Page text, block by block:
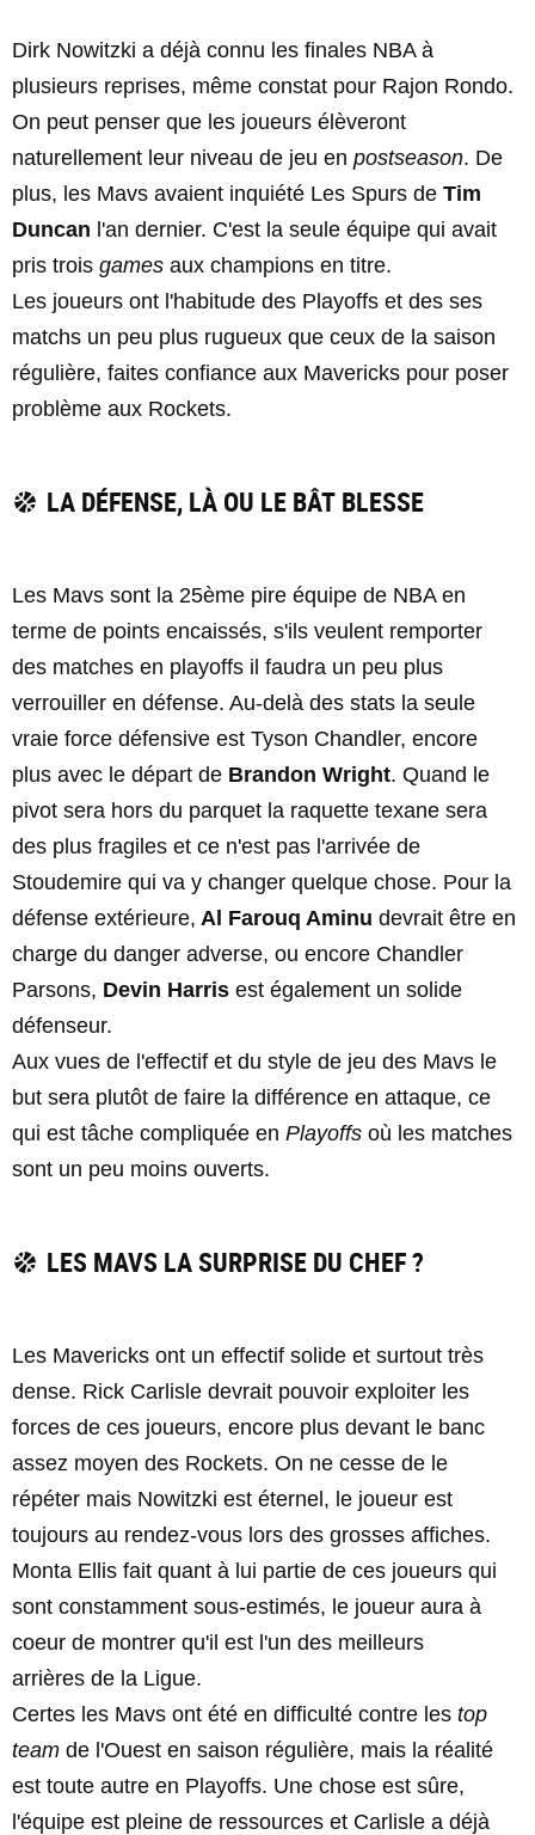
Dirk Nowitzki a déjà connu les finales NBA à
plusieurs reprises, même constat pour Rajon Rondo.
On peut penser que les joueurs élèveront
naturellement leur niveau de jeu en postseason. De
plus, les Mavs avaient inquiété Les Spurs de Tim
Duncan l'an dernier. C'est la seule équipe qui avait
pris trois games aux champions en titre.
Les joueurs ont l'habitude des Playoffs et des ses
matchs un peu plus rugueux que ceux de la saison
régulière, faites confiance aux Mavericks pour poser
problème aux Rockets.
LA DÉFENSE, LÀ OU LE BÂT BLESSE
Les Mavs sont la 25ème pire équipe de NBA en
terme de points encaissés, s'ils veulent remporter
des matches en playoffs il faudra un peu plus
verrouiller en défense. Au-delà des stats la seule
vraie force défensive est Tyson Chandler, encore
plus avec le départ de Brandon Wright. Quand le
pivot sera hors du parquet la raquette texane sera
des plus fragiles et ce n'est pas l'arrivée de
Stoudemire qui va y changer quelque chose. Pour la
défense extérieure, Al Farouq Aminu devrait être en
charge du danger adverse, ou encore Chandler
Parsons, Devin Harris est également un solide
défenseur.
Aux vues de l'effectif et du style de jeu des Mavs le
but sera plutôt de faire la différence en attaque, ce
qui est tâche compliquée en Playoffs où les matches
sont un peu moins ouverts.
LES MAVS LA SURPRISE DU CHEF ?
Les Mavericks ont un effectif solide et surtout très
dense. Rick Carlisle devrait pouvoir exploiter les
forces de ces joueurs, encore plus devant le banc
assez moyen des Rockets. On ne cesse de le
répéter mais Nowitzki est éternel, le joueur est
toujours au rendez-vous lors des grosses affiches.
Monta Ellis fait quant à lui partie de ces joueurs qui
sont constamment sous-estimés, le joueur aura à
coeur de montrer qu'il est l'un des meilleurs
arrières de la Ligue.
Certes les Mavs ont été en difficulté contre les top
team de l'Ouest en saison régulière, mais la réalité
est toute autre en Playoffs. Une chose est sûre,
l'équipe est pleine de ressources et Carlisle a déjà